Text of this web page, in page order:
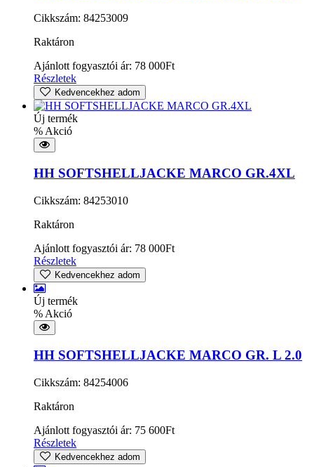
Cikkszám: 84253009
Raktáron
Ajánlott fogyasztói ár: 78 000Ft
Részletek
Kedvencekhez adom
Új termék
% Akció
HH SOFTSHELLJACKE MARCO GR.4XL
Cikkszám: 84253010
Raktáron
Ajánlott fogyasztói ár: 78 000Ft
Részletek
Kedvencekhez adom
Új termék
% Akció
HH SOFTSHELLJACKE MARCO GR. L 2.0
Cikkszám: 84254006
Raktáron
Ajánlott fogyasztói ár: 75 600Ft
Részletek
Kedvencekhez adom